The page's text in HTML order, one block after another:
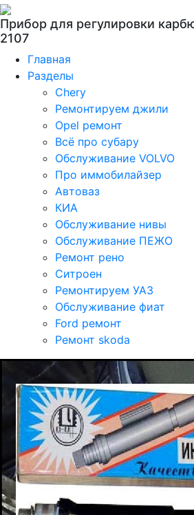
Прибор для регулировки
2107
Главная
Разделы
Chery
Ремонтируем джили
Opel ремонт
Всё про субару
Обслуживание VOLVO
Про иммобилайзер
Автоваз
КИА
Обслуживание нивы
Обслуживание ПЕЖО
Ремонт рено
Ситроен
Ремонтируем УАЗ
Обслуживание фиат
Ford ремонт
Ремонт skoda